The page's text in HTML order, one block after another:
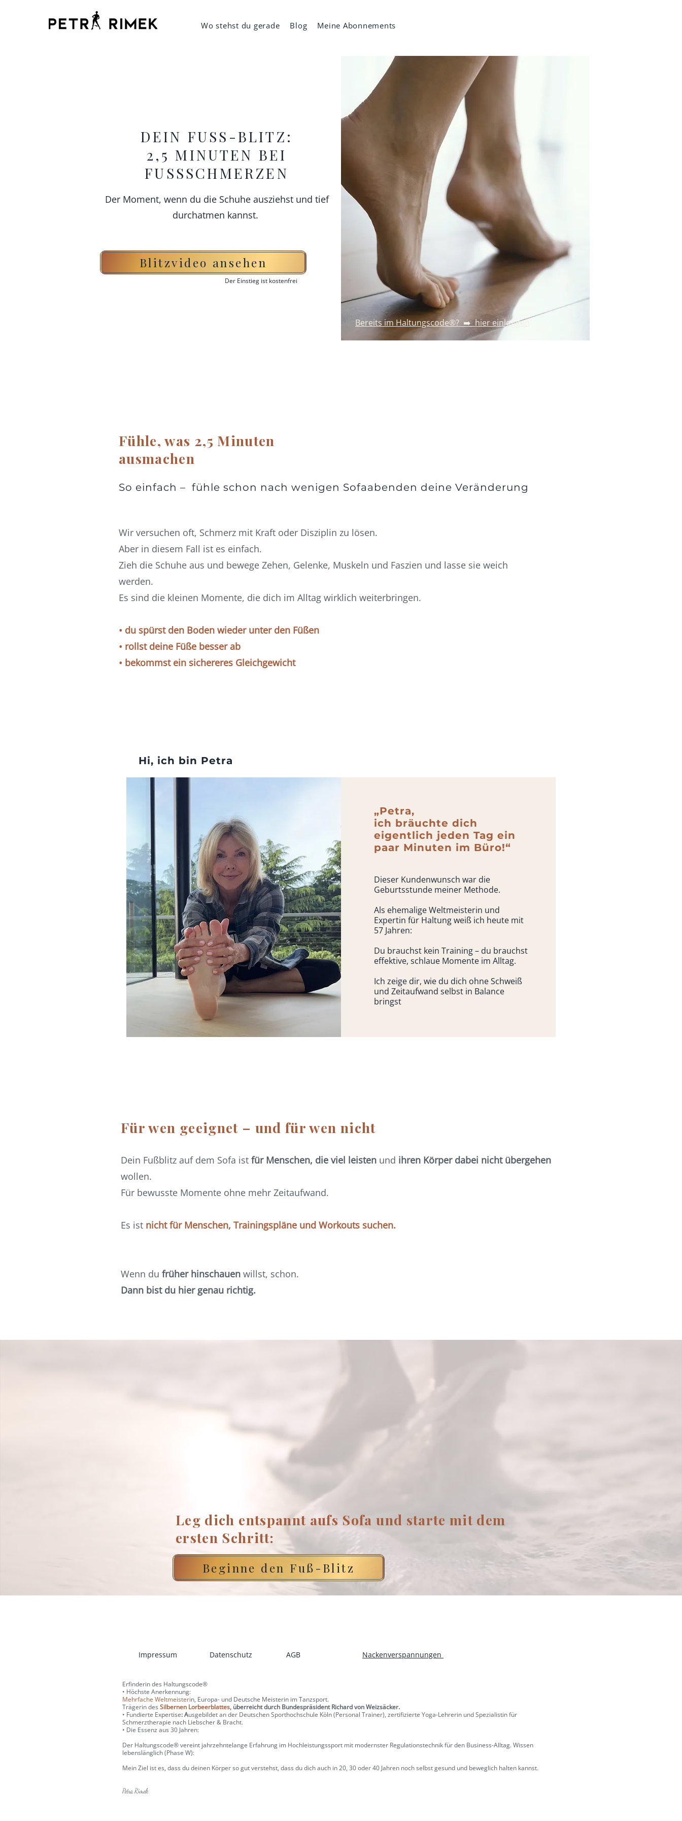
Wo stehst du gerade Blog Meine Abonnements
DEIN FUSS-BLITZ:
2,5 MINUTEN BEI
FUSSSCHMERZEN
Der Moment, wenn du die Schuhe ausziehst und tief
durchatmen kannst.
Blitzvideo ansehen
Der Einstieg ist kostenfrei
Bereits im Haltungscode®? ➡️ hier einloggen
Fühle, was 2,5 Minuten
ausmachen
So einfach – fühle schon nach wenigen Sofaabenden deine Veränderung
Wir versuchen oft, Schmerz mit Kraft oder Disziplin zu lösen.
Aber in diesem Fall ist es einfach.
Zieh die Schuhe aus und bewege Zehen, Gelenke, Muskeln und Faszien und lasse sie weich
werden.
Es sind die kleinen Momente, die dich im Alltag wirklich weiterbringen.
• du spürst den Boden wieder unter den Füßen
• rollst deine Füße besser ab
• bekommst ein sichereres Gleichgewicht
„Petra,
ich bräuchte dich
eigentlich jeden Tag ein
paar Minuten im Büro!“
Dieser Kundenwunsch war die
Geburtsstunde meiner Methode.
Als ehemalige Weltmeisterin und
Expertin für Haltung weiß ich heute mit
57 Jahren:
Du brauchst kein Training – du brauchst
effektive, schlaue Momente im Alltag.
Ich zeige dir, wie du dich ohne Schweiß
und Zeitaufwand selbst in Balance
bringst
Hi, ich bin Petra
Für wen geeignet – und für wen nicht
Dein Fußblitz auf dem Sofa ist für Menschen, die viel leisten und ihren Körper dabei nicht übergehen
wollen.
Für bewusste Momente ohne mehr Zeitaufwand.
Es ist nicht für Menschen, Trainingspläne und Workouts suchen.
Wenn du früher hinschauen willst, schon.
Dann bist du hier genau richtig.
Leg dich entspannt aufs Sofa und starte mit dem
ersten Schritt:
Beginne den Fuß-Blitz
Impressum Datenschutz AGB Nackenverspannungen
Erfinderin des Haltungscode®️
• Höchste Anerkennung:
Mehrfache Weltmeisterin, Europa- und Deutsche Meisterin im Tanzsport.
Trägerin des Silbernen Lorbeerblattes, überreicht durch Bundespräsident Richard von Weizsäcker.
• Fundierte Expertise: Ausgebildet an der Deutschen Sporthochschule Köln (Personal Trainer), zertifizierte Yoga-Lehrerin und Spezialistin für
Schmerztherapie nach Liebscher & Bracht.
• Die Essenz aus 30 Jahren:
Der Haltungscode®️ vereint jahrzehntelange Erfahrung im Hochleistungssport mit modernster Regulationstechnik für den Business-Alltag. Wissen
lebenslänglich (Phase W):
Mein Ziel ist es, dass du deinen Körper so gut verstehst, dass du dich auch in 20, 30 oder 40 Jahren noch selbst gesund und beweglich halten kannst.
Petra Rimek